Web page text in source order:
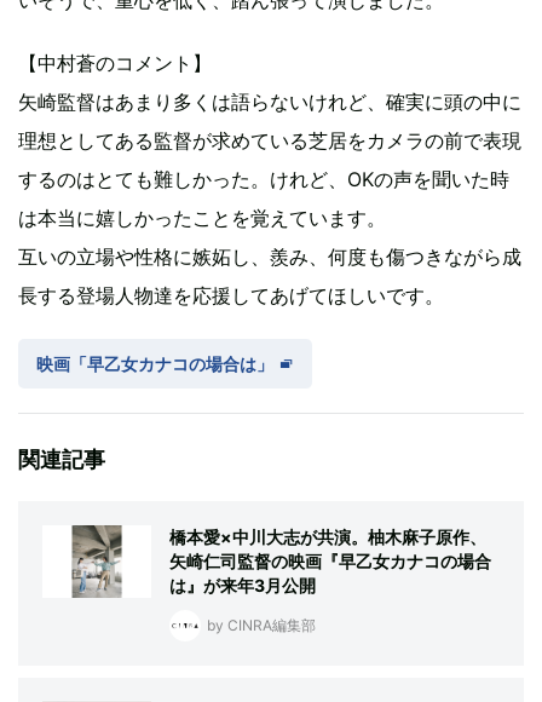
【中村蒼のコメント】
矢崎監督はあまり多くは語らないけれど、確実に頭の中に
理想としてある監督が求めている芝居をカメラの前で表現
するのはとても難しかった。けれど、OKの声を聞いた時
は本当に嬉しかったことを覚えています。
互いの立場や性格に嫉妬し、羨み、何度も傷つきながら成
長する登場人物達を応援してあげてほしいです。
映画「早乙女カナコの場合は」
関連記事
橋本愛×中川大志が共演。柚木麻子原作、
矢崎仁司監督の映画『早乙女カナコの場合
は』が来年3月公開
by CINRA編集部